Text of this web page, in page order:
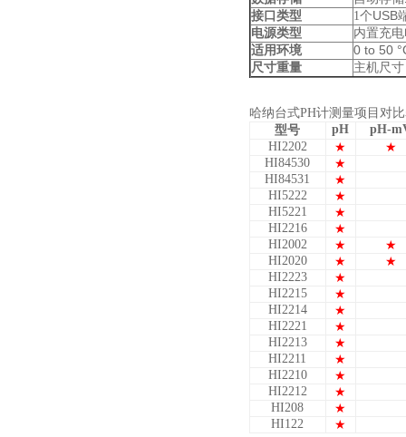
接口类型 1个USB
电源类型
内置充
适用环境
0 to 50
尺寸重量 主机尺寸
哈纳台式PH计测量项目对
型号
pH
pH-
HI2202
★
★
HI84530
★
HI84531
★
HI5222
★
HI5221
★
HI2216
★
HI2002
★
★
HI2020
★
★
HI2223
★
HI2215
★
HI2214
★
HI2221
★
HI2213
★
HI2211
★
HI2210
★
HI2212
★
HI208
★
HI122
★